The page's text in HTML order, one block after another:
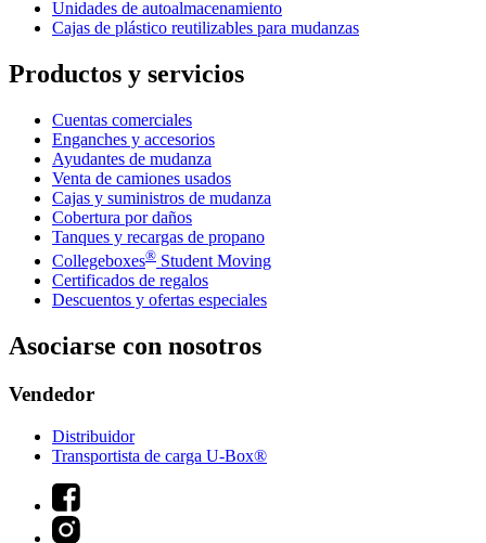
Unidades de autoalmacenamiento
Cajas de plástico reutilizables para mudanzas
Productos y servicios
Cuentas comerciales
Enganches y accesorios
Ayudantes de mudanza
Venta de camiones usados
Cajas y suministros de mudanza
Cobertura por daños
Tanques y recargas de propano
Collegeboxes® Student Moving
Certificados de regalos
Descuentos y ofertas especiales
Asociarse con nosotros
Vendedor
Distribuidor
Transportista de carga U-Box®